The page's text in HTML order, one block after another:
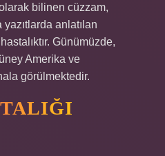
bilinen cüzzam,
anlatılan
Günümüzde,
Amerika ve
görülmektedir.